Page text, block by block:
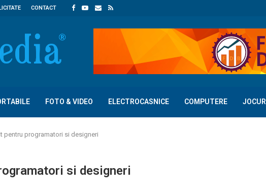
CONTACT
FOTO & VIDEO ELECTROCASNICE COMPUTERE JOCURI
pentru programatori si designeri
si designeri